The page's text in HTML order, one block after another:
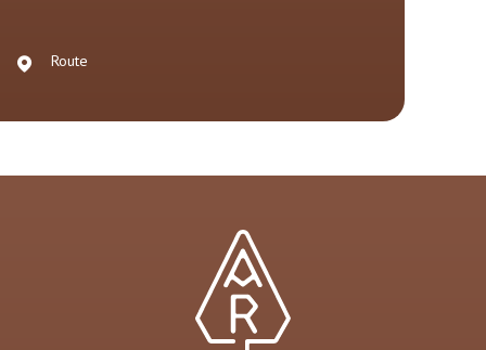
Route